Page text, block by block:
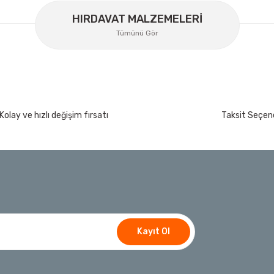
İzeltaş Lokmalı Allen Uç ve Star Torx Uç
Bosch GLM 50-27 C Lazerli Uzaklık Ölçer-
HIRDAVAT MALZEMELERİ
Tümünü Gör
Kolay ve hızlı değişim fırsatı Taksit
Kayıt Ol